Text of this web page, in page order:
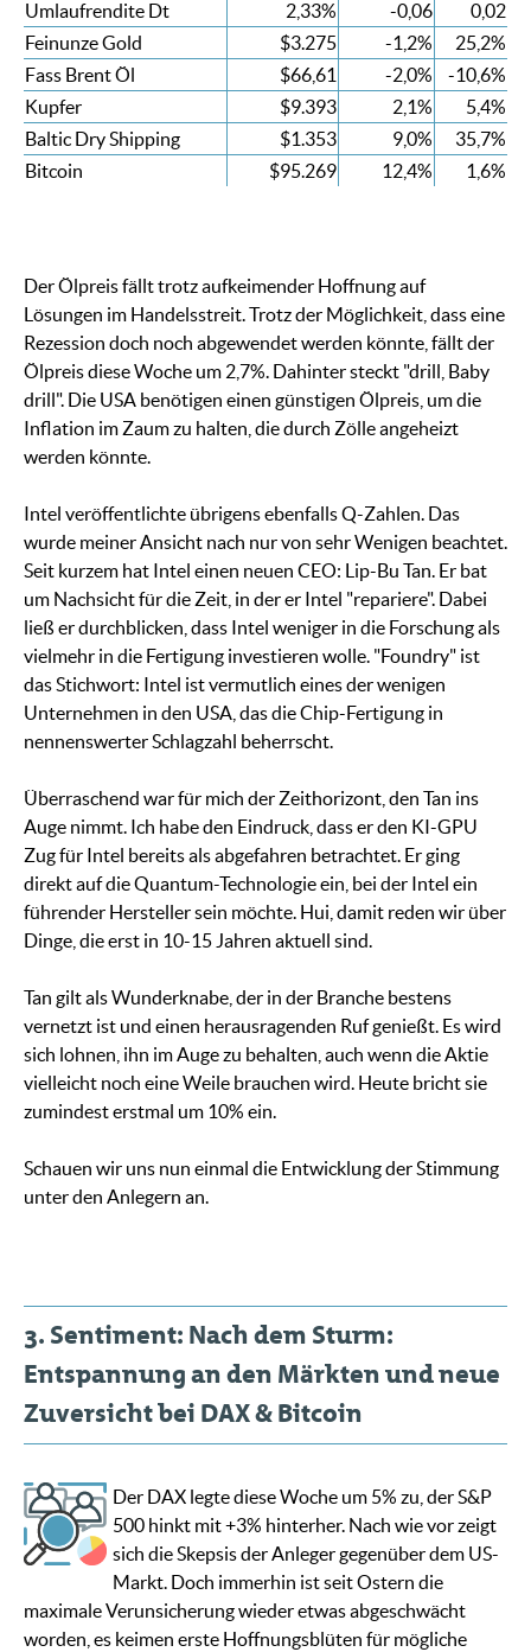
Umlaufrendite Dt 2,33% -0,06
0,02
Feinunze Gold
$3.275 -1,2%
25,2%
Fass Brent Öl
$66,61 -2,0%
-10,6%
Kupfer
$9.393 2,1%
5,4%
Baltic Dry Shipping
$1.353 9,0%
35,7%
Bitcoin
$95.269 12,4% 1,6%
Der Ölpreis fällt trotz aufkeimender Hoffnung auf
Lösungen im Handelsstreit. Trotz der Möglichkeit, dass eine
Rezession doch noch abgewendet werden könnte, fällt der
Ölpreis diese Woche um 2,7%. Dahinter steckt "drill, Baby
drill". Die USA benötigen einen günstigen Ölpreis, um die
Inflation im Zaum zu halten, die durch Zölle angeheizt
werden könnte.
Intel veröffentlichte übrigens ebenfalls Q-Zahlen. Das
wurde meiner Ansicht nach nur von sehr Wenigen beachtet.
Seit kurzem hat Intel einen neuen CEO: Lip-Bu Tan. Er bat
um Nachsicht für die Zeit, in der er Intel "repariere". Dabei
ließ er durchblicken, dass Intel weniger in die Forschung als
vielmehr in die Fertigung investieren wolle. "Foundry" ist
das Stichwort: Intel ist vermutlich eines der wenigen
Unternehmen in den USA, das die Chip-Fertigung in
nennenswerter Schlagzahl beherrscht.
Überraschend war für mich der Zeithorizont, den Tan ins
Auge nimmt. Ich habe den Eindruck, dass er den KI-GPU
Zug für Intel bereits als abgefahren betrachtet. Er ging
direkt auf die Quantum-Technologie ein, bei der Intel ein
führender Hersteller sein möchte. Hui, damit reden wir über
Dinge, die erst in 10-15 Jahren aktuell sind.
Tan gilt als Wunderknabe, der in der Branche bestens
vernetzt ist und einen herausragenden Ruf genießt. Es wird
sich lohnen, ihn im Auge zu behalten, auch wenn die Aktie
vielleicht noch eine Weile brauchen wird. Heute bricht sie
zumindest erstmal um 10% ein.
Schauen wir uns nun einmal die Entwicklung der Stimmung
unter den Anlegern an.
3. Sentiment: Nach dem Sturm:
Entspannung an den Märkten und neue
Zuversicht bei DAX & Bitcoin
Der DAX legte diese Woche um 5% zu, der S&P
500 hinkt mit +3% hinterher. Nach wie vor zeigt
sich die Skepsis der Anleger gegenüber dem US-
Markt. Doch immerhin ist seit Ostern die
maximale Verunsicherung wieder etwas abgeschwächt
worden, es keimen erste Hoffnungsblüten für mögliche